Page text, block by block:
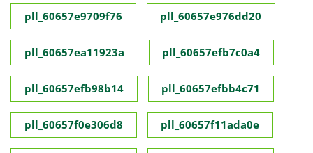
pll_60657e9709f76 pll_60657e976dd20
pll_60657ea11923a pll_60657efb7c0a4
pll_60657efb98b14 pll_60657efbb4c71
pll_60657f0e306d8 pll_60657f11ada0e